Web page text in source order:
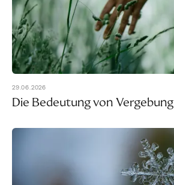
29.06.2026
Die Bedeutung von Vergebung